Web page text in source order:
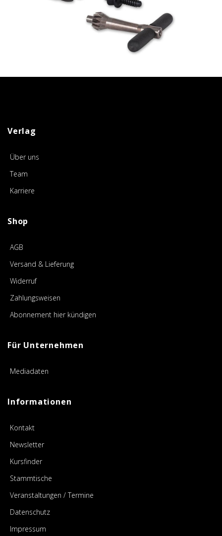
Verlag
Über uns
Team
Karriere
Shop
AGB
Versand & Lieferung
Widerruf
Zahlungsweisen
Abonnement hier kündigen
Für Unternehmen
Mediadaten
Informationen
Kontakt
Newsletter
Kursfinder
Stammtische
Veranstaltungen / Termine
Datenschutz
Impressum